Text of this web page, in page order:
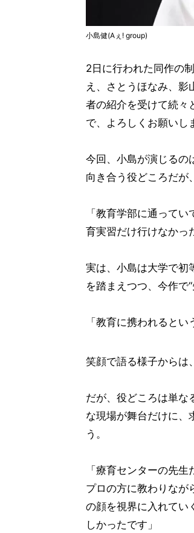
小島健(Aぇ! group)
2日に行われた同作の
え、さとうほなみ、
者の紹介を受けて続々
で、よろしくお願いし
今回、小島が演じるの
向き合う役どころだが
「教育学部に通って
育実習だけ行けなかっ
実は、小島は大学で初
を踏まえつつ、今作で
「教育に携われると
笑顔で語る様子からは
だが、役どころは単な
な現場が舞台だけに、
う。
「療育センターの先
プロの方に教わりなが
の顔を視界に入れてい
しかったです」